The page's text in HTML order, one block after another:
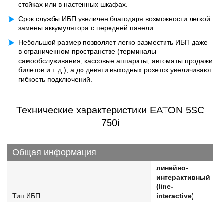
стойках или в настенных шкафах.
Срок службы ИБП увеличен благодаря возможности легкой
замены аккумулятора с передней панели.
Небольшой размер позволяет легко разместить ИБП даже
в ограниченном пространстве (терминалы
самообслуживания, кассовые аппараты, автоматы продажи
билетов и т. д.), а до девяти выходных розеток увеличивают
гибкость подключений.
Технические характеристики EATON 5SC
750i
Общая информация
Тип ИБП
линейно-
интерактивный
(line-
interactive)